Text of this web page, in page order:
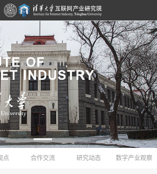
点 合作交流 研究动态 数字产业观察